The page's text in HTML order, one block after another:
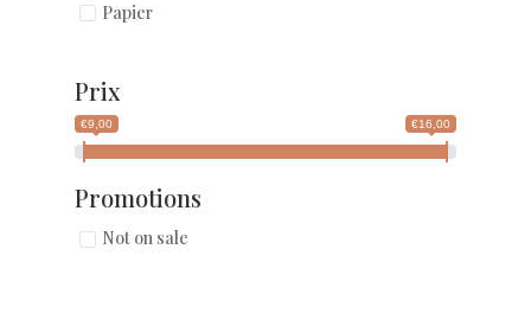
Papier
Prix
€9,00 €16,00
Promotions
Not on sale